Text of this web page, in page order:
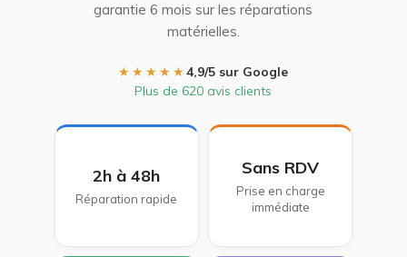
garantie 6 mois sur les réparations
matérielles.
★★★★★4,9/5 sur Google
Plus de 620 avis clients
2h à 48h
Réparation rapide
Sans RDV
Prise en charge
immédiate